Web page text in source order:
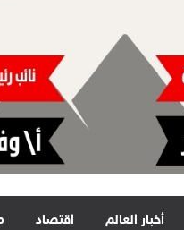
أخبار العالم اقتصاد